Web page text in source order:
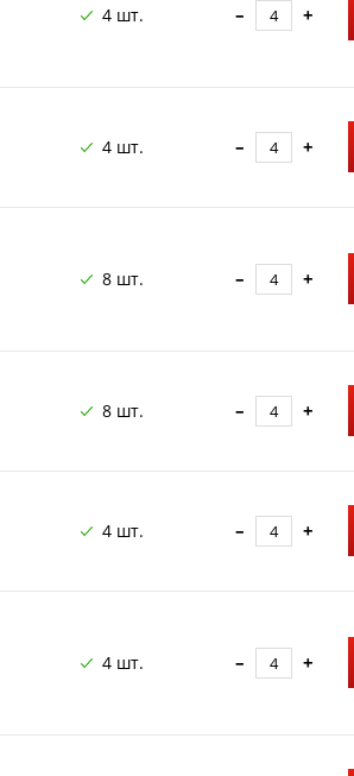
4 шт. – +
4 шт. – +
8 шт. – +
8 шт. – +
4 шт. – +
4 шт. – +